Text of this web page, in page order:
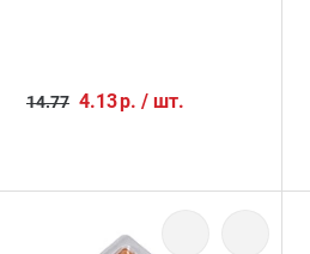
14.77 4.13р. / шт.